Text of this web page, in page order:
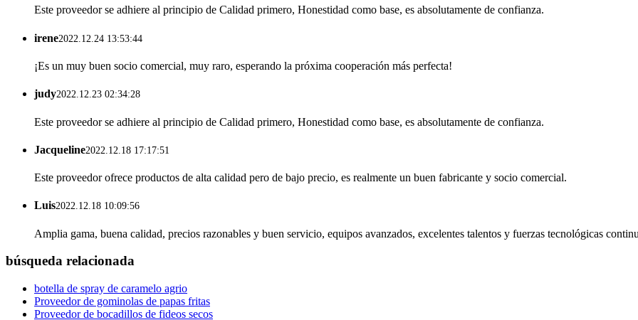
Este proveedor se adhiere al principio de Calidad primero, Honestidad como base, es absolutamente de confianza.
irene2022.12.24 13:53:44
¡Es un muy buen socio comercial, muy raro, esperando la próxima cooperación más perfecta!
judy2022.12.23 02:34:28
Este proveedor se adhiere al principio de Calidad primero, Honestidad como base, es absolutamente de confianza.
Jacqueline2022.12.18 17:17:51
Este proveedor ofrece productos de alta calidad pero de bajo precio, es realmente un buen fabricante y socio comercial.
Luis2022.12.18 10:09:56
Amplia gama, buena calidad, precios razonables y buen servicio, equipos avanzados, excelentes talentos y fuerzas tecnológicas
búsqueda relacionada
botella de spray de caramelo agrio
Proveedor de gominolas de papas fritas
Proveedor de bocadillos de fideos secos